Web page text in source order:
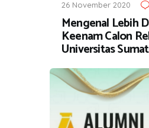
26 November 2020
Mengenal Lebih
Keenam Calon
Universitas